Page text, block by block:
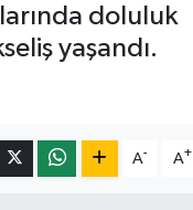
doluluk
yaşandı.
A- A+